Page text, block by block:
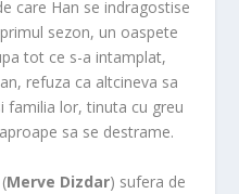
care Han se indragostise
sezon, un oaspete
tot ce s-a intamplat,
refuza ca altcineva sa
familia lor, tinuta cu greu
sa se destrame.
Merve Dizdar) sufera de